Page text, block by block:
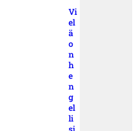
Vi
el
ä
o
n
h
e
n
g
el
li